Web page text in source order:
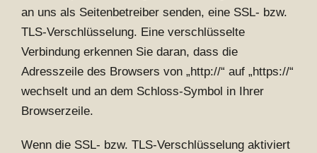
an uns als Seitenbetreiber senden, eine SSL- bzw.
TLS-Verschlüsselung. Eine verschlüsselte
Verbindung erkennen Sie daran, dass die
Adresszeile des Browsers von „http://“ auf „https://“
wechselt und an dem Schloss-Symbol in Ihrer
Browserzeile.
Wenn die SSL- bzw. TLS-Verschlüsselung aktiviert